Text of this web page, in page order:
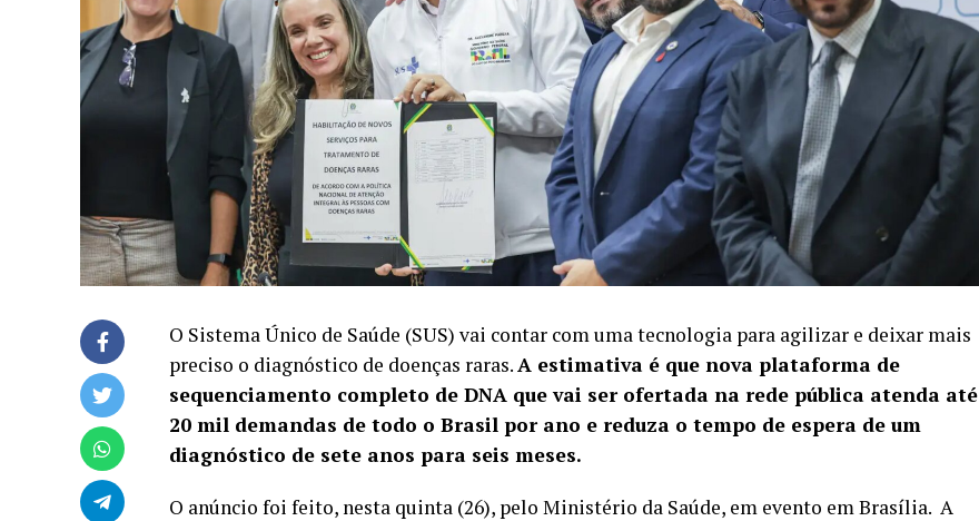
O Sistema Único de Saúde (SUS) vai contar com uma tecnologia para agilizar e deixar mais
preciso o diagnóstico de doenças raras.A estimativa é que nova plataforma de
sequenciamento completo de DNA que vai ser ofertada na rede pública atenda até
20 mil demandas de todo o Brasil por ano e reduza o tempo de espera de um
diagnóstico de sete anos para seis meses.
O anúncio foi feito, nesta quinta (26), pelo Ministério da Saúde, em evento em Brasília. A